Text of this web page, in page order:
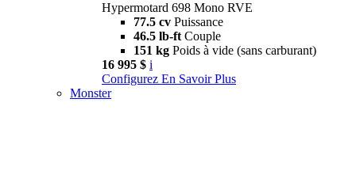
Hypermotard 698 Mono RVE
77.5 cv Puissance
46.5 lb-ft Couple
151 kg Poids à vide (sans carburant)
16 995 $ i
Configurez En Savoir Plus
Monster